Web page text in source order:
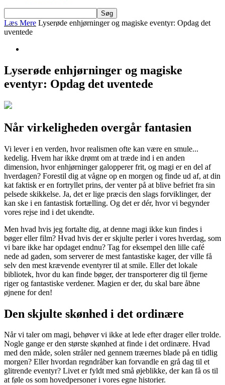
Læs Mere Lyserøde enhjørninger og magiske eventyr: Opdag det
uventede
Lyserøde enhjørninger og magiske
eventyr: Opdag det uventede
Når virkeligheden overgår fantasien
Vi lever i en verden, hvor realismen ofte kan være en smule...
kedelig. Hvem har ikke drømt om at træde ind i en anden
dimension, hvor enhjørninger galopperer frit, og magi er en del af
hverdagen? Forestil dig at vågne op en morgen og finde ud af, at din
kat faktisk er en fortryllet prins, der venter på at blive befriet fra sin
pelsede skikkelse. Ja, det er lige præcis den slags forviklinger, der
kan ske i en fantastisk fortælling. Og det er dér, hvor vi begynder
vores rejse ind i det ukendte.
Men hvad hvis jeg fortalte dig, at denne magi ikke kun findes i
bøger eller film? Hvad hvis der er skjulte perler i vores hverdag, som
vi bare ikke har opdaget endnu? Tag for eksempel den lille café
nede ad gaden, som serverer de mest fantastiske kager, der ville få
selv den mest krævende eventyrer til at smile. Eller det lokale
bibliotek, hvor du kan finde bøger, der transporterer dig til fjerne
riger og fantastiske verdener. Magien er der, du skal bare åbne
øjnene for den!
Den skjulte skønhed i det ordinære
Når vi taler om magi, behøver vi ikke at lede efter drager eller trolde.
Nogle gange er den største skønhed at finde i det ordinære. Hvad
med den måde, solen stråler ned gennem træernes blade på en tidlig
morgen? Eller hvordan regndråber kan forvandle en grå dag til et
glitrende eventyr? Livet er fyldt med små øjeblikke, der kan få os til
at føle os som hovedpersoner i vores egne historier.